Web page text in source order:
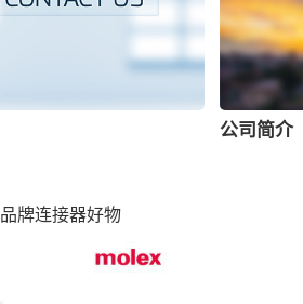
公司简介
品牌连接器好物